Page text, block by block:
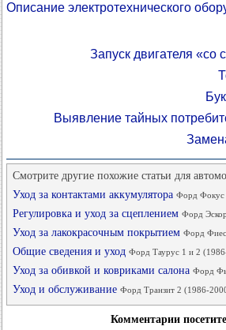
Описание электротехнического
Запуск двигателя «со
Выявление тайных
Смотрите другие похожие статьи для
Уход за контактами аккумулятора Форд Фокус
Регулировка и уход за сцеплением Форд
Уход за лакокрасочным покрытием Форд
Общие сведения и уход Форд Таурус 1 и 2
Уход за обивкой и ковриками салона Форд
Уход и обслуживание Форд Транзит 2 (1986-
Комментарии